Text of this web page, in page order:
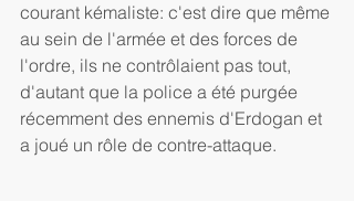
courant kémaliste: c'est dire que même
au sein de l'armée et des forces de
l'ordre, ils ne contrôlaient pas tout,
d'autant que la police a été purgée
récemment des ennemis d'Erdogan et
a joué un rôle de contre-attaque.